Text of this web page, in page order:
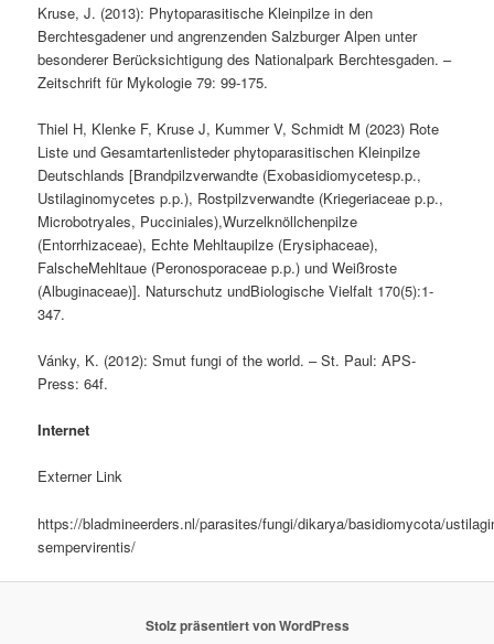
Kruse, J. (2013): Phytoparasitische Kleinpilze in den
Berchtesgadener und angrenzenden Salzburger Alpen unter
besonderer Berücksichtigung des Nationalpark Berchtesgaden. –
Zeitschrift für Mykologie 79: 99-175.
Thiel H, Klenke F, Kruse J, Kummer V, Schmidt M (2023) Rote
Liste und Gesamtartenlisteder phytoparasitischen Kleinpilze
Deutschlands [Brandpilzverwandte (Exobasidiomycetesp.p.,
Ustilaginomycetes p.p.), Rostpilzverwandte (Kriegeriaceae p.p.,
Microbotryales, Pucciniales),Wurzelknöllchenpilze
(Entorrhizaceae), Echte Mehltaupilze (Erysiphaceae),
FalscheMehltaue (Peronosporaceae p.p.) und Weißroste
(Albuginaceae)]. Naturschutz undBiologische Vielfalt 170(5):1-
347.
Vánky, K. (2012): Smut fungi of the world. – St. Paul: APS-
Press: 64f.
Internet
Externer Link
https://bladmineerders.nl/parasites/fungi/dikarya/basidiomycota/
sempervirentis/
Stolz präsentiert von WordPress